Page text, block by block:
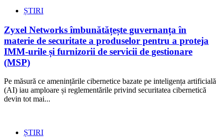
ȘTIRI
Zyxel Networks îmbunătățește guvernanța în
materie de securitate a produselor pentru a proteja
IMM-urile și furnizorii de servicii de gestionare
(MSP)
Pe măsură ce amenințările cibernetice bazate pe inteligența artificială
(AI) iau amploare și reglementările privind securitatea cibernetică
devin tot mai...
ȘTIRI